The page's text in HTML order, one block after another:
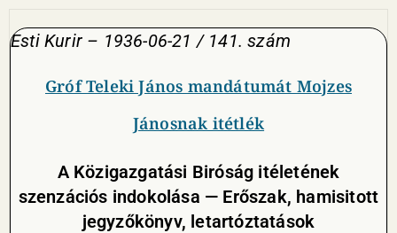
Esti Kurir – 1936-06-21 / 141. szám
Gróf Teleki János mandátumát Mojzes
Jánosnak itétlék
A Közigazgatási Biróság itéletének
szenzációs indokolása — Erőszak, hamisitott
jegyzőkönyv, letartóztatások